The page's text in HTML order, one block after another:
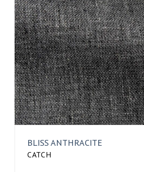
BLISS ANTHRACITE
CATCH